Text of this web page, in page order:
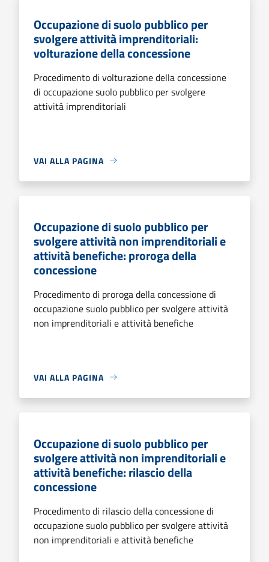
Occupazione di suolo pubblico per
svolgere attività imprenditoriali:
volturazione della concessione
Procedimento di volturazione della concessione
di occupazione suolo pubblico per svolgere
attività imprenditoriali
VAI ALLA PAGINA
Occupazione di suolo pubblico per
svolgere attività non imprenditoriali e
attività benefiche: proroga della
concessione
Procedimento di proroga della concessione di
occupazione suolo pubblico per svolgere attività
non imprenditoriali e attività benefiche
VAI ALLA PAGINA
Occupazione di suolo pubblico per
svolgere attività non imprenditoriali e
attività benefiche: rilascio della
concessione
Procedimento di rilascio della concessione di
occupazione suolo pubblico per svolgere attività
non imprenditoriali e attività benefiche